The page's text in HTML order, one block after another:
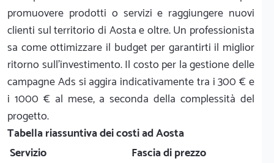
promuovere prodotti o servizi e raggiungere nuovi
clienti sul territorio di Aosta e oltre. Un professionista
sa come ottimizzare il budget per garantirti il miglior
ritorno sull'investimento. Il costo per la gestione delle
campagne Ads si aggira indicativamente tra i 300 € e
i 1000 € al mese, a seconda della complessità del
progetto.
Tabella riassuntiva dei costi ad Aosta
Servizio
Fascia di prezzo